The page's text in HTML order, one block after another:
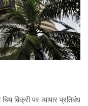
बिक्री पर व्यापार प्रतिबंध